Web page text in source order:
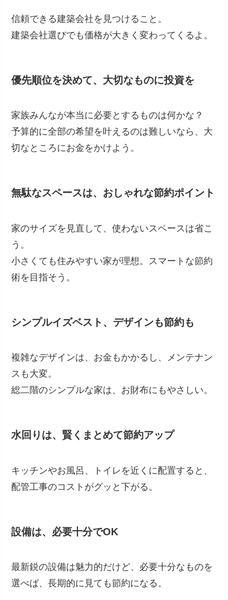
信頼できる建築会社を見つけること。
建築会社選びでも価格が大きく変わってくるよ。
優先順位を決めて、大切なものに投資を
家族みんなが本当に必要とするものは何かな？
予算的に全部の希望を叶えるのは難しいなら、大
切なところにお金をかけよう。
無駄なスペースは、おしゃれな節約ポイント
家のサイズを見直して、使わないスペースは省こ
う。
小さくても住みやすい家が理想。スマートな節約
術を目指そう。
シンプルイズベスト、デザインも節約も
複雑なデザインは、お金もかかるし、メンテナン
スも大変。
総二階のシンプルな家は、お財布にもやさしい。
水回りは、賢くまとめて節約アップ
キッチンやお風呂、トイレを近くに配置すると、
配管工事のコストがグッと下がる。
設備は、必要十分でOK
最新鋭の設備は魅力的だけど、必要十分なものを
選べば、長期的に見ても節約になる。